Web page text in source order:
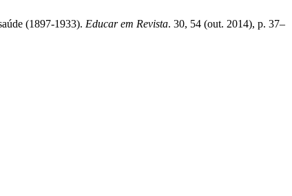
(1897-1933). Educar em Revista. 30, 54 (out. 2014), p. 37–